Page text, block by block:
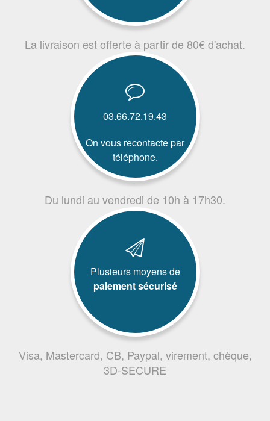
La livraison est offerte à partir de 80€ d'achat.
03.66.72.19.43
On vous recontacte par
téléphone.
Du lundi au vendredi de 10h à 17h30.
Plusieurs moyens de
paiement sécurisé
Visa, Mastercard, CB, Paypal, virement, chèque,
3D-SECURE